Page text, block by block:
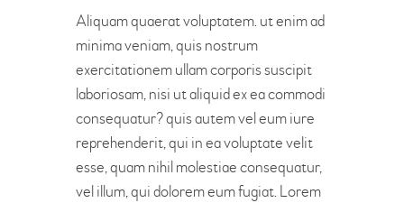
Aliquam quaerat voluptatem. ut enim ad
minima veniam, quis nostrum
exercitationem ullam corporis suscipit
laboriosam, nisi ut aliquid ex ea commodi
consequatur? quis autem vel eum iure
reprehenderit, qui in ea voluptate velit
esse, quam nihil molestiae consequatur,
vel illum, qui dolorem eum fugiat. Lorem